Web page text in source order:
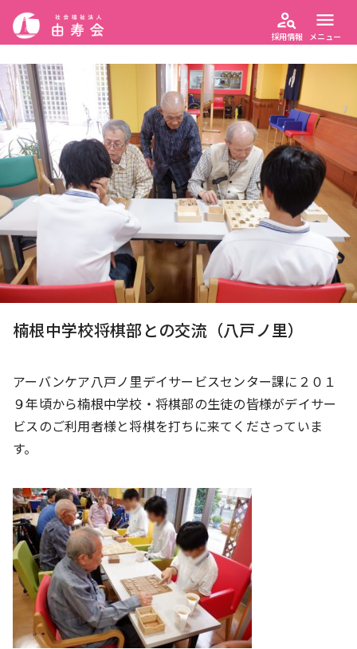
person_search
採用情報
menu
メニュー
楠根中学校将棋部との交流（八戸ノ里）
アーバンケア八戸ノ里デイサービスセンター課に２０１
９年頃から楠根中学校・将棋部の生徒の皆様がデイサー
ビスのご利用者様と将棋を打ちに来てくださっていま
す。